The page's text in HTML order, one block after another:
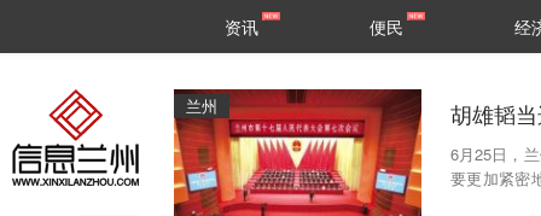
区县
资讯 便民 经
兰州 胡雄韬
6月25日，
要更加紧密